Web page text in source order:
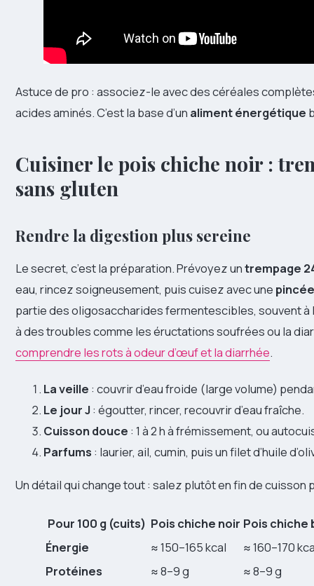
Astuce de pro : associez-le avec des céréales
acides aminés. C’est la base d’un aliment énergétique
Cuisiner le pois chiche noir :
sans gluten
Rendre la digestion plus sereine
Le secret, c’est la préparation. Prévoyez untrempage
eau, rincez soigneusement, puis cuisez avec une
partie des oligosaccharides fermentescibles, souvent à
à des troubles comme les éructations soufrées ou la
comprendre les rots à odeur d’œuf et la diarrhée.
La veille : couvrir d’eau froide (large volume)
Le jour J : égoutter, rincer, recouvrir d’eau fraîche.
Cuisson douce : 1 à 2 h à frémissement, ou
Parfums : laurier, ail, cumin, puis un filet d’huile
Un détail qui change tout : salez plutôt en fin de
Pour 100 g (cuits) Pois chiche noir Pois chiche
Énergie
≈ 150–165 kcal
≈ 160–170
Protéines
≈ 8–9 g
≈ 8–9 g